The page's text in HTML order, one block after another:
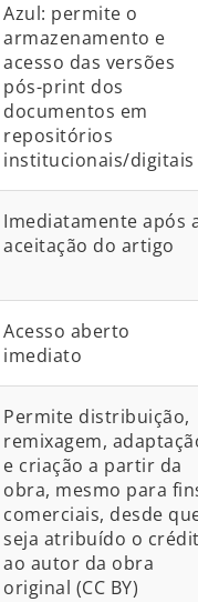
Azul: permite o
armazenamento e
acesso das versões
pós-print dos
documentos em
repositórios
institucionais/digitais
Imediatamente após
aceitação do artigo
Acesso aberto
imediato
Permite distribuição,
remixagem,
e criação a partir da
obra, mesmo para
comerciais, desde
seja atribuído o
ao autor da obra
original (CC BY)